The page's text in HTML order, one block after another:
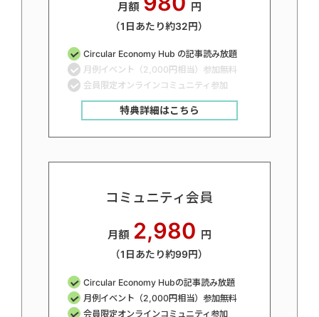
月額 円
（1日あたり約32円）
Circular Economy Hub の記事読み放題
月例イベント（2,000円相当）参加無料
会員限定オンラインコミュニティ参加
特典詳細はこちら
コミュニティ会員
月額 2,980 円
（1日あたり約99円）
Circular Economy Hubの記事読み放題
月例イベント（2,000円相当）参加無料
会員限定オンラインコミュニティ参加